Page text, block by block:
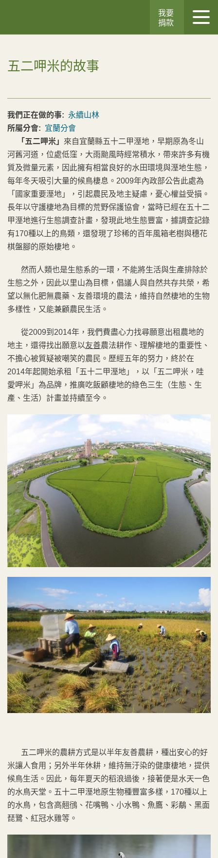
我要
捐款
五二呷米的故事
我們正在做的事: 永續山林
所屬分會: 宜蘭分會
「五二呷米」 來自宜蘭縣五十二甲溼地，早期原為冬山
河舊河道，位處低窪，大雨颱風時經常積水，帶來許多有機
質及微量元素，因此擁有相當良好的水田環境與溼地生態，
每年冬天吸引大量的候鳥棲息。2009年內政部公告此處為
「國家重要溼地」，引起農民及地主疑慮，憂心權益受損。
長年以守護棲地為目標的荒野保護協會，當時已經在五十二
甲溼地進行生態調查計畫，發現此地生態豐富，據調查記錄
有170種以上的鳥類，還發現了珍稀的百年風箱老樹與穗花
棋盤腳的原始棲地。
然而人類也是生態系的一環，不能將生活與生產排除於
生態之外，因此以里山為目標，倡議人與自然共存共榮，希
望以無化肥無農藥、友善環境的農法，維持自然棲地的生物
多樣性，又能兼顧農民生活。
從2009到2014年，我們費盡心力找尋願意出租農地的
地主，還得找出願意以友善農法耕作、理解棲地的重要性、
不擔心被質疑被嘲笑的農民。歷經五年的努力，終於在
2014年起開始承租「五十二甲溼地」，以「五二呷米，哇
愛呷米」為品牌，推廣吃飯顧棲地的綠色三生（生態、生
產、生活）計畫並持續至今。
五二呷米的農耕方式是以半年友善農耕，種出安心的好
米讓人食用；另外半年休耕，維持無汙染的健康棲地，提供
候鳥生活。因此，每年夏天的稻浪過後，接著便是水天一色
的水鳥天堂。五十二甲溼地原生物種豐富多樣，170種以上
的水鳥，包含高翹鴴、花嘴鴨、小水鴨、魚鷹、彩鷸、黑面
琵鷺、紅冠水雞等。